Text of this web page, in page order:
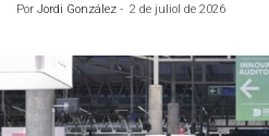
Por Jordi González - 2 de juliol de 2026